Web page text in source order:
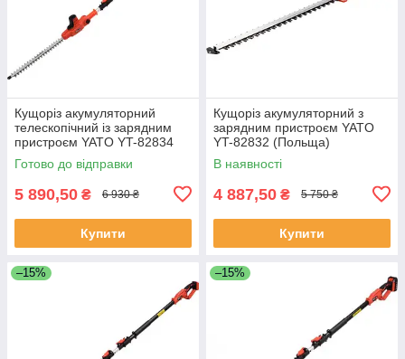
Кущоріз акумуляторний
телескопічний із зарядним
пристроєм YATO YT-82834
(Польща)
Готово до відправки
5 890,50 ₴ 6 930 ₴
Купити
Кущоріз акумуляторний з
зарядним пристроєм YATO
YT-82832 (Польща)
В наявності
4 887,50 ₴ 5 750 ₴
Купити
–15% –15%